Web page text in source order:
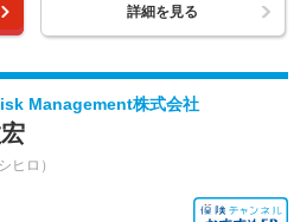
詳細を見る
Management株式会社
ヒロ）